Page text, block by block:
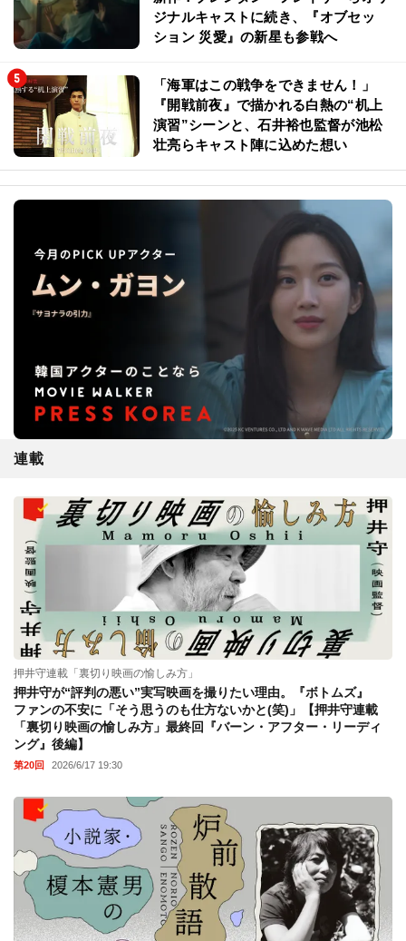
ジナルキャストに続き、『オブセッ
ション 災愛』の新星も参戦へ
「海軍はこの戦争をできません！」
『開戦前夜』で描かれる白熱の“机上
演習”シーンと、石井裕也監督が池松
壮亮らキャスト陣に込めた想い
連載
押井守連載「裏切り映画の愉しみ方」
押井守が“評判の悪い”実写映画を撮りたい理由。『ボトムズ』
ファンの不安に「そう思うのも仕方ないかと(笑)」【押井守連載
「裏切り映画の愉しみ方」最終回『バーン・アフター・リーディ
ング』後編】
第20回 2026/6/17 19:30